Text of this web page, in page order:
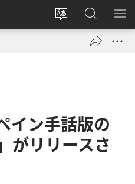
サ
ト
変
ロ
グ
ン
ブ
で
開
JW.ORG
の
検
メ
を
イン手話版の
がリリースさ